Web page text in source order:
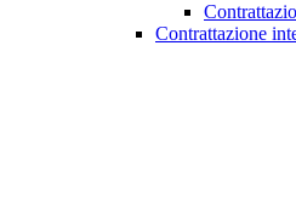
Contrattazione